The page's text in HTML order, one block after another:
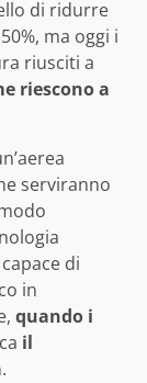
di ridurre
ma oggi i
riusciti a
riescono a
serviranno
capace di
in
quando i
il
.